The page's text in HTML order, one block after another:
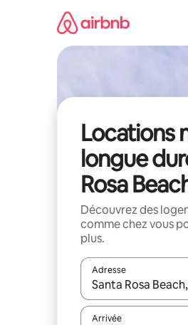
Locations
longue
Rosa
Découvrez des
comme chez vous
plus.
Adresse
Lorsque les
Arrivée